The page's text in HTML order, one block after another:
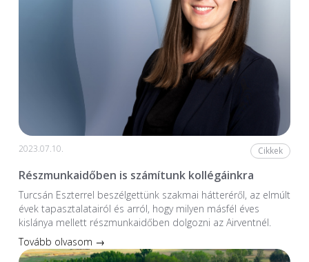
2023.07.10. Cikkek
Részmunkaidőben is számítunk kollégáinkra
Turcsán Eszterrel beszélgettünk szakmai hátteréről, az elmúlt
évek tapasztalatairól és arról, hogy milyen másfél éves
kislánya mellett részmunkaidőben dolgozni az Airventnél.
Tovább olvasom →